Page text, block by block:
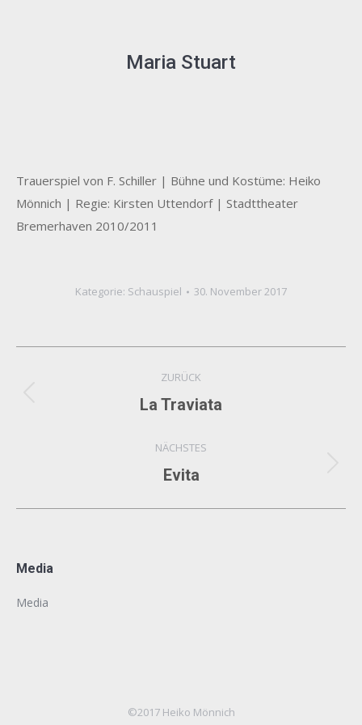
Maria Stuart
Trauerspiel von F. Schiller | Bühne und Kostüme: Heiko
Mönnich | Regie: Kirsten Uttendorf | Stadttheater
Bremerhaven 2010/2011
Kategorie: Schauspiel 30. November 2017
Navigation
ZURÜCK
Vorheriges
La Traviata
NÄCHSTES
Nächstes
Evita
Media
Media
©2017 Heiko Mönnich